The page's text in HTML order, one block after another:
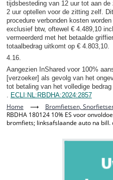
tijdsbesteding van 12 uur tot aan
2 uur optellen voor de zitting zelf.
procedure verbonden kosten
exclusief btw, oftewel € 4.489,10
vermeerderd met het betaalde
totaalbedrag uitkomt op € 4.803,10.
4.16.
Aangezien InShared voor 100%
[verzoeker] als gevolg van het
tot betaling van het volledige
. ECLI:NL:RBDHA:2024:2857
Home ⟶ Bromfietsen,
RBDHA 180124 10% ES voor
bromfiets; linksafslaande auto na